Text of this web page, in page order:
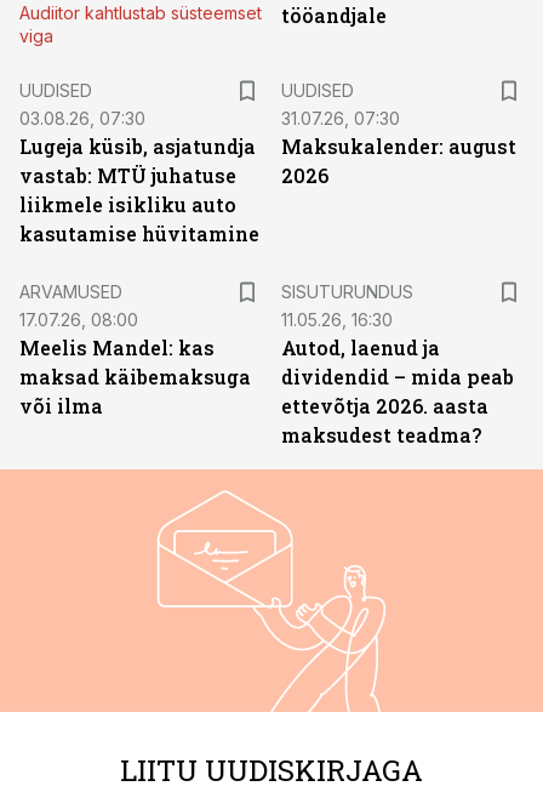
Audiitor kahtlustab süsteemset
viga
tööandjale
UUDISED
03.08.26, 07:30
Lugeja küsib, asjatundja
vastab: MTÜ juhatuse
liikmele isikliku auto
kasutamise hüvitamine
UUDISED
31.07.26, 07:30
Maksukalender: august
2026
ARVAMUSED
17.07.26, 08:00
Meelis Mandel: kas
maksad käibemaksuga
või ilma
SISUTURUNDUS
11.05.26, 16:30
Autod, laenud ja
dividendid – mida peab
ettevõtja 2026. aasta
maksudest teadma?
LIITU UUDISKIRJAGA